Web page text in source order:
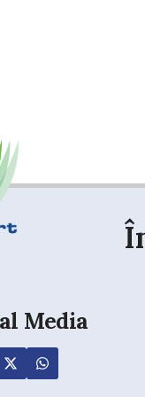
Media